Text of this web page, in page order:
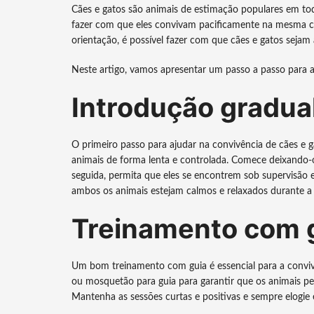
Cães e gatos são animais de estimação populares em
fazer com que eles convivam pacificamente na
orientação, é possível fazer com que cães e gatos
Neste artigo, vamos apresentar um passo a passo para
Introdução
O primeiro passo para ajudar na convivência de cães e
animais de forma lenta e controlada. Comece
seguida, permita que eles se encontrem sob
ambos os animais estejam calmos e relaxados durante
Treinamento com
Um bom treinamento com guia é essencial para a
ou mosquetão para guia para garantir que os animais
Mantenha as sessões curtas e positivas e sempre